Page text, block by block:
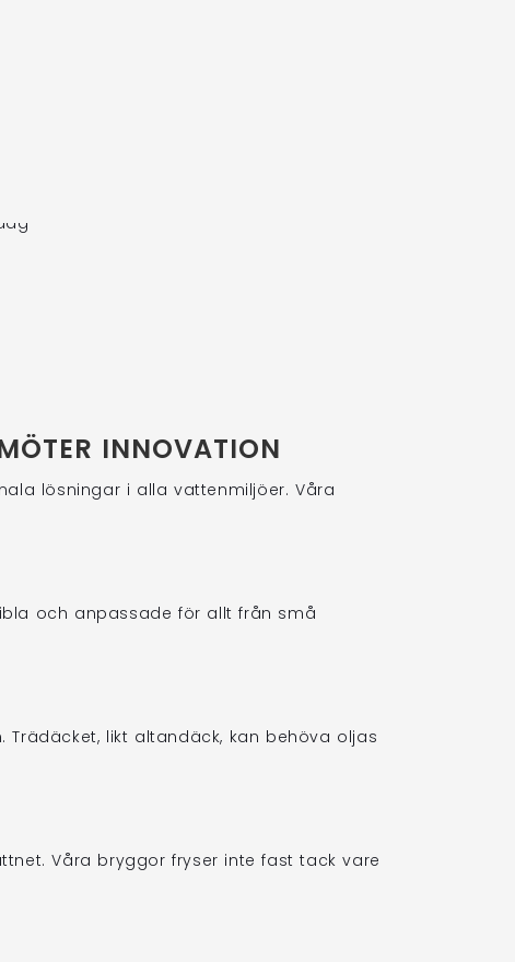
INNOVATION
lösningar i alla vattenmiljöer. Våra
och anpassade för allt från små
likt altandäck, kan behöva oljas
Våra bryggor fryser inte fast tack vare